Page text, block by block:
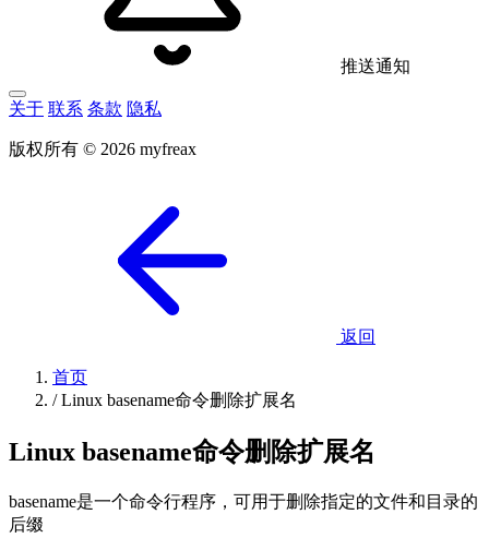
推送通知
关于 联系 条款 隐私
版权所有 © 2026 myfreax
返回
首页
/ Linux basename命令删除扩展名
Linux basename命令删除扩展名
basename是一个命令行程序，可用于删除指定的文件和目录的
后缀